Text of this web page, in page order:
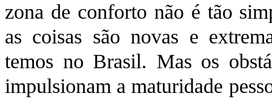
zona de conforto não é tão
as coisas são novas e
temos no Brasil. Mas os
impulsionam a maturidade